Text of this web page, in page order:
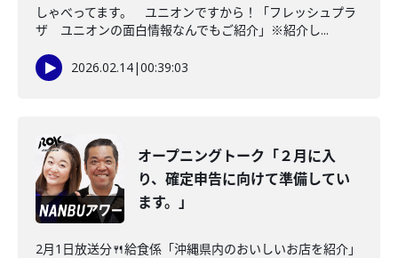
しゃべってます。 ユニオンですから！「フレッシュプラ
ザ ユニオンの面白情報なんでもご紹介」※紹介し...
2026.02.14|00:39:03
オープニングトーク「２月に入
り、確定申告に向けて準備してい
ます。」
2月1日放送分🍴給食係「沖縄県内のおいしいお店を紹介」